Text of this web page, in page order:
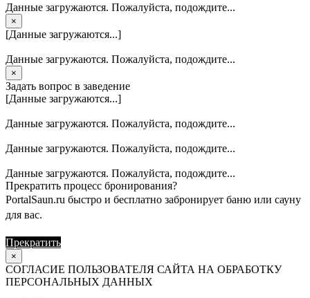
Данные загружаются. Пожалуйста, подождите...
×
[Данные загружаются...]
Данные загружаются. Пожалуйста, подождите...
×
Задать вопрос в заведение
[Данные загружаются...]
Данные загружаются. Пожалуйста, подождите...
Данные загружаются. Пожалуйста, подождите...
Данные загружаются. Пожалуйста, подождите...
Прекратить процесс бронирования?
PortalSaun.ru быстро и бесплатно забронирует баню или сауну
для вас.
Прекратить
×
СОГЛАСИЕ ПОЛЬЗОВАТЕЛЯ САЙТА НА ОБРАБОТКУ
ПЕРСОНАЛЬНЫХ ДАННЫХ